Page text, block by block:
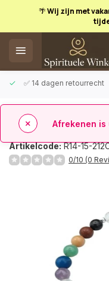
🌴 Wij zijn met
✅ 14 dagen retourrecht
Afrekenen
Chakra
Artikelcode:R14-15-
0/10 (0